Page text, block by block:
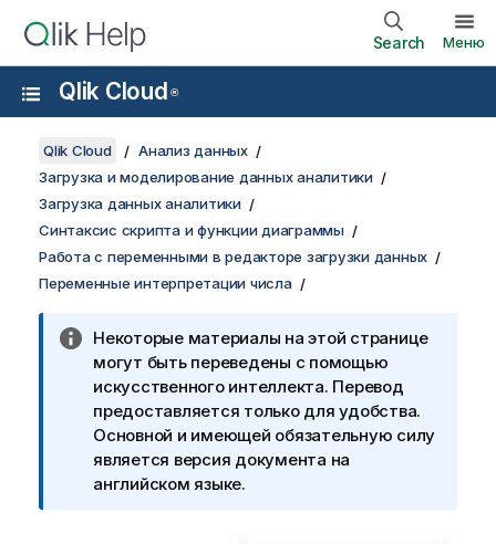
Search Меню
Qlik Cloud ®
Qlik Cloud
Анализ данных
Загрузка и моделирование данных аналитики
Загрузка данных аналитики
Синтаксис скрипта и функции диаграммы
Работа с переменными в редакторе загрузки данных
Переменные интерпретации числа
Некоторые материалы на этой странице
могут быть переведены с помощью
искусственного интеллекта. Перевод
предоставляется только для удобства.
Основной и имеющей обязательную силу
является версия документа на
английском языке.